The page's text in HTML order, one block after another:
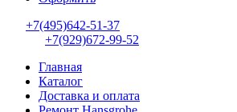
+7(495)642-51-37
+7(929)672-99-52
Главная
Каталог
Доставка и оплата